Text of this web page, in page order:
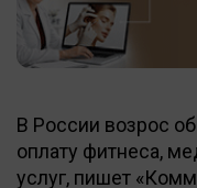
В России возрос
оплату фитнеса,
услуг, пишет